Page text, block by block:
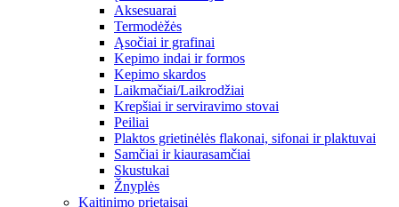
Aksesuarai
Termodėžės
Ąsočiai ir grafinai
Kepimo indai ir formos
Kepimo skardos
Laikmačiai/Laikrodžiai
Krepšiai ir serviravimo stovai
Peiliai
Plaktos grietinėlės flakonai, sifonai ir plaktuvai
Samčiai ir kiaurasamčiai
Skustukai
Žnyplės
Kaitinimo prietaisai